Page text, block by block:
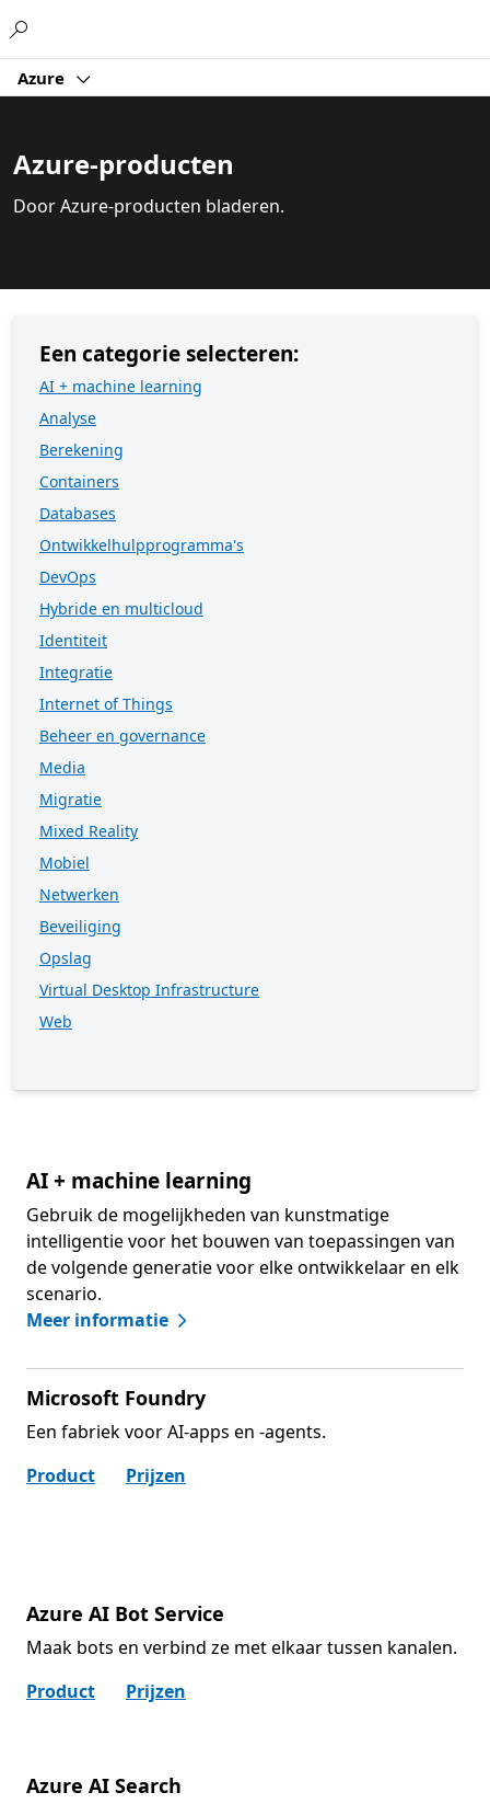
Azure
Azure-producten
Door Azure-producten bladeren.
Een categorie selecteren:
AI + machine learning
Analyse
Berekening
Containers
Databases
Ontwikkelhulpprogramma's
DevOps
Hybride en multicloud
Identiteit
Integratie
Internet of Things
Beheer en governance
Media
Migratie
Mixed Reality
Mobiel
Netwerken
Beveiliging
Opslag
Virtual Desktop Infrastructure
Web
AI + machine learning
Gebruik de mogelijkheden van kunstmatige
intelligentie voor het bouwen van toepassingen van
de volgende generatie voor elke ontwikkelaar en elk
scenario.
Meer informatie
Microsoft Foundry
Een fabriek voor AI-apps en -agents.
Product
Prijzen
Azure AI Bot Service
Maak bots en verbind ze met elkaar tussen kanalen.
Product
Prijzen
Azure AI Search